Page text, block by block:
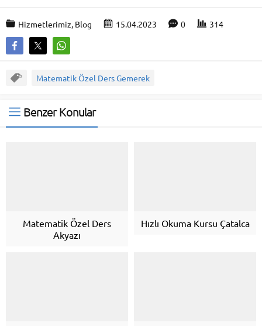
Hizmetlerimiz, Blog 15.04.2023 0 314
Matematik Özel Ders Gemerek
Benzer Konular
Matematik Özel Ders
Akyazı
Hızlı Okuma Kursu Çatalca